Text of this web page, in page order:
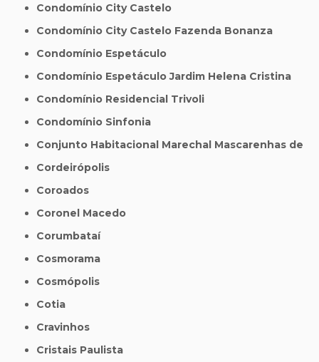
Condomínio City Castelo
Condomínio City Castelo Fazenda Bonanza
Condomínio Espetáculo
Condomínio Espetáculo Jardim Helena Cristina
Condomínio Residencial Trivoli
Condomínio Sinfonia
Conjunto Habitacional Marechal Mascarenhas de
Cordeirópolis
Coroados
Coronel Macedo
Corumbataí
Cosmorama
Cosmópolis
Cotia
Cravinhos
Cristais Paulista